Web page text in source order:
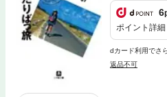
6
ポイント詳細
dカード利用でさ
返品不可